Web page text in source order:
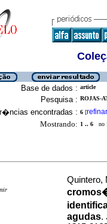
Base de dados : article
Pesquisa : ROJAS-
encontradas : 6 [refinar
Mostrando: 1 .. 6 no
Quintero,
agudas.